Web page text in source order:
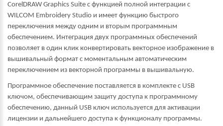
CorelDRAW Graphics Suite с функцией полной интеграции с
WILCOM Embroidery Studio и имеет функцию быстрого
переключения между одним и вторым программным
обеспечением. Интеграция двух программных обеспечений
позволяет в один клик конвертировать векторное изображение в
вышивальный формат с моментальным автоматическим
переключением из векторной программы в вышивальную.
Программное обеспечение поставляется в комплекте с USB
ключом, обеспечивающим защиту доступа к программному
обеспечению, данный USB ключ используется для активации
лицензии и дальнейшего доступа к функционалу программы.